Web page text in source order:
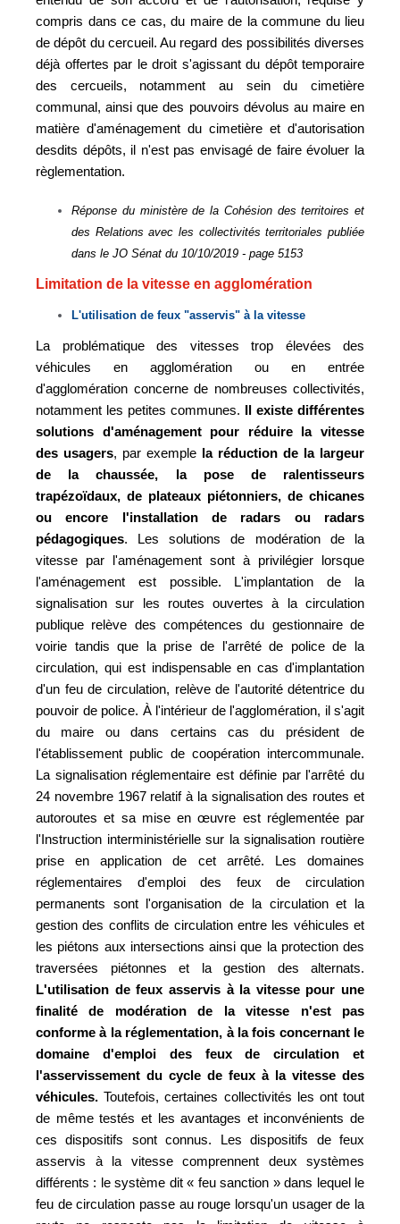
compris dans ce cas, du maire de la commune du lieu
de dépôt du cercueil. Au regard des possibilités diverses
déjà offertes par le droit s'agissant du dépôt temporaire
des cercueils, notamment au sein du cimetière
communal, ainsi que des pouvoirs dévolus au maire en
matière d'aménagement du cimetière et d'autorisation
desdits dépôts, il n'est pas envisagé de faire évoluer la
règlementation.
Réponse du ministère de la Cohésion des territoires et
des Relations avec les collectivités territoriales publiée
dans le JO Sénat du 10/10/2019 - page 5153
Limitation de la vitesse en agglomération
L'utilisation de feux "asservis" à la vitesse
La problématique des vitesses trop élevées des
véhicules en agglomération ou en entrée
d'agglomération concerne de nombreuses collectivités,
notamment les petites communes. Il existe différentes
solutions d'aménagement pour réduire la vitesse
des usagers, par exemple la réduction de la largeur
de la chaussée, la pose de ralentisseurs
trapézoïdaux, de plateaux piétonniers, de chicanes
ou encore l'installation de radars ou radars
pédagogiques. Les solutions de modération de la
vitesse par l'aménagement sont à privilégier lorsque
l'aménagement est possible. L'implantation de la
signalisation sur les routes ouvertes à la circulation
publique relève des compétences du gestionnaire de
voirie tandis que la prise de l'arrêté de police de la
circulation, qui est indispensable en cas d'implantation
d'un feu de circulation, relève de l'autorité détentrice du
pouvoir de police. À l'intérieur de l'agglomération, il s'agit
du maire ou dans certains cas du président de
l'établissement public de coopération intercommunale.
La signalisation réglementaire est définie par l'arrêté du
24 novembre 1967 relatif à la signalisation des routes et
autoroutes et sa mise en œuvre est réglementée par
l'Instruction interministérielle sur la signalisation routière
prise en application de cet arrêté. Les domaines
réglementaires d'emploi des feux de circulation
permanents sont l'organisation de la circulation et la
gestion des conflits de circulation entre les véhicules et
les piétons aux intersections ainsi que la protection des
traversées piétonnes et la gestion des alternats.
L'utilisation de feux asservis à la vitesse pour une
finalité de modération de la vitesse n'est pas
conforme à la réglementation, à la fois concernant le
domaine d'emploi des feux de circulation et
l'asservissement du cycle de feux à la vitesse des
véhicules.Toutefois, certaines collectivités les ont tout
de même testés et les avantages et inconvénients de
ces dispositifs sont connus. Les dispositifs de feux
asservis à la vitesse comprennent deux systèmes
différents : le système dit « feu sanction » dans lequel le
feu de circulation passe au rouge lorsqu'un usager de la